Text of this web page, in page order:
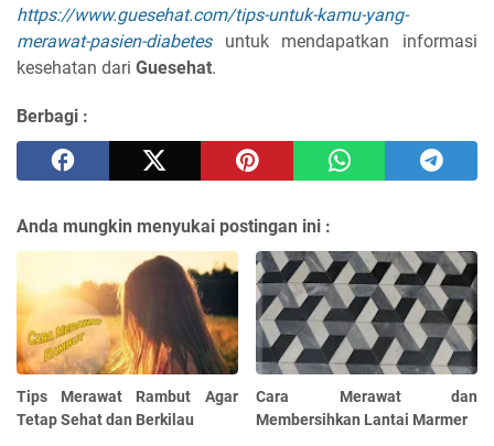
https://www.guesehat.com/tips-untuk-kamu-yang-
merawat-pasien-diabetesuntuk mendapatkan informasi
kesehatan dari Guesehat.
Berbagi :
Anda mungkin menyukai postingan ini :
Tips Merawat Rambut Agar
Tetap Sehat dan Berkilau
Cara Merawat dan
Membersihkan Lantai Marmer